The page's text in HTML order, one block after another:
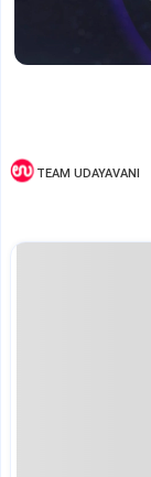
TEAM UDAYAVANI